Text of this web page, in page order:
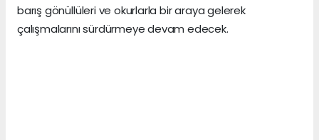
barış gönüllüleri ve okurlarla bir araya gelerek
çalışmalarını sürdürmeye devam edecek.